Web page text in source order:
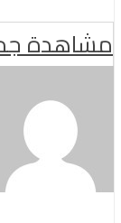
مشاهدة